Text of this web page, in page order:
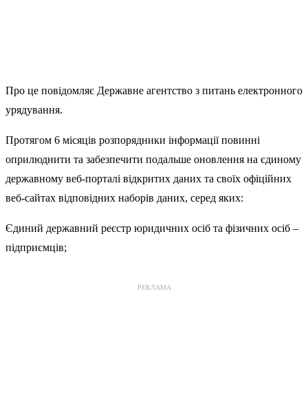
Про це повідомляє Державне агентство з питань електронного
урядування.
Протягом 6 місяців розпорядники інформації повинні
оприлюднити та забезпечити подальше оновлення на єдиному
державному веб-порталі відкритих даних та своїх офіційних
веб-сайтах відповідних наборів даних, серед яких:
Єдиний державний реєстр юридичних осіб та фізичних осіб –
підприємців;
РЕКЛАМА